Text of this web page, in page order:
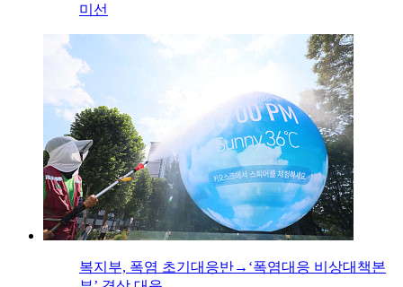
미선
복지부, 폭염 초기대응반→‘폭염대응 비상대책본